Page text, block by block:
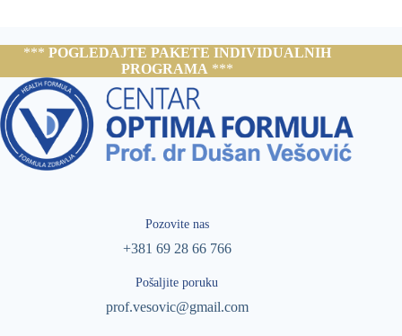
*** POGLEDAJTE PAKETE INDIVIDUALNIH
PROGRAMA ***
Pozovite nas
+381 69 28 66 766
Pošaljite poruku
prof.vesovic@gmail.com